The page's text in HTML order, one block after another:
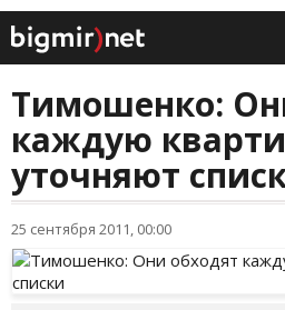
Тимошенко:
каждую
уточняют
25 сентября 2011, 00:00